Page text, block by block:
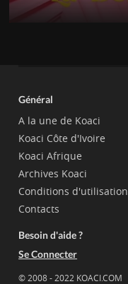
Général
A la une de Koaci
Koaci Côte d'Ivoire
Koaci Afrique
Archives Koaci
Conditions d'utilisation
Contacts
Besoin d'aide ?
Se Connecter
© 2008 - 2022 KOACI.COM